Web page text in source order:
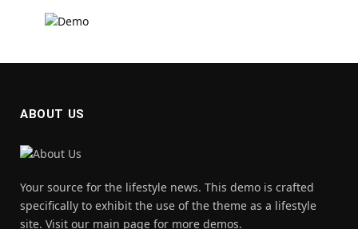
ABOUT US
Your source for the lifestyle news. This demo is crafted
specifically to exhibit the use of the theme as a lifestyle
site. Visit our main page for more demos.